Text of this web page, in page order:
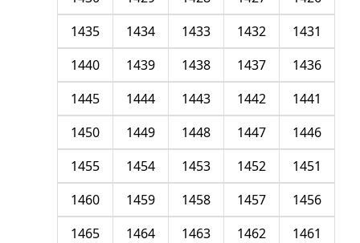
1431
1432
1433
1434
1435
1436
1437
1438
1439
1440
1441
1442
1443
1444
1445
1446
1447
1448
1449
1450
1451
1452
1453
1454
1455
1456
1457
1458
1459
1460
1461
1462
1463
1464
1465